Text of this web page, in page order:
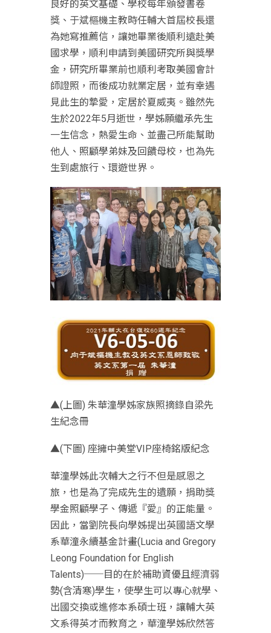
良好的英文基礎、學校每年頒發書卷
獎、于斌樞機主教時任輔大首屆校長還
為她寫推薦信，讓她畢業後順利遠赴美
國求學，順利申請到美國研究所與獎學
金，研究所畢業前也順利考取美國會計
師證照，而後成功就業定居，並有幸遇
見此生的摯愛，定居於夏威夷。雖然先
生於2022年5月逝世，學姊願繼承先生
一生信念，熱愛生命、並盡己所能幫助
他人、照顧學弟妹及回饋母校，也為先
生到處旅行、環遊世界。
▲(上圖) 朱華潼學姊家族照摘錄自梁先
生紀念冊
▲(下圖) 座擁中美堂VIP座椅銘版紀念
華潼學姊此次輔大之行不但是感恩之
旅，也是為了完成先生的遺願，捐助獎
學金照顧學子、傳遞『愛』的正能量。
因此，當劉院長向學姊提出英國語文學
系華潼永續基金計畫(Lucia and Gregory
Leong Foundation for English
Talents)──目的在於補助資優且經濟弱
勢(含清寒)學生，使學生可以專心就學、
出國交換或進修本系碩士班，讓輔大英
文系得英才而教育之，華潼學姊欣然答